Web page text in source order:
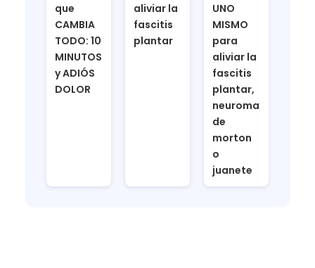
que
CAMBIA
TODO: 10
MINUTOS
y ADIÓS
DOLOR
aliviar la
fascitis
plantar
UNO
MISMO
para
aliviar la
fascitis
plantar,
neuroma
de
morton
o
juanete